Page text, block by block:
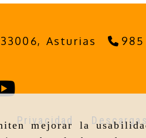
mejorar la
33006, Asturias
Privacidad Descargas